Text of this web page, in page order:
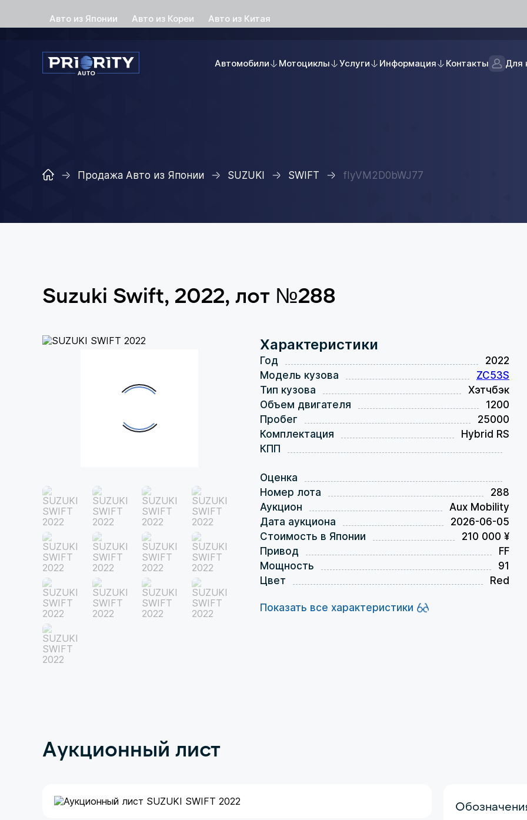
Авто из Японии Авто из Кореи Авто из Китая
Автомобили Мотоциклы Услуги Информация Контакты Для
Продажа Авто из Японии SUZUKI SWIFT fIyVM2D0bWJ77
Suzuki Swift, 2022, лот №288
Характеристики
Год
2022
Модель кузова
ZC53S
Тип кузова
Хэтчбэк
Объем двигателя
1200
Пробег
25000
Комплектация
Hybrid RS
КПП
Оценка
Номер лота
288
Аукцион
Aux Mobility
Дата аукциона
2026-06-05
Стоимость в Японии
210 000 ¥
Привод
FF
Мощность
91
Цвет
Red
Показать все характеристики
Аукционный лист